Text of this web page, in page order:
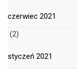
czerwiec 2021
(2)
styczeń 2021